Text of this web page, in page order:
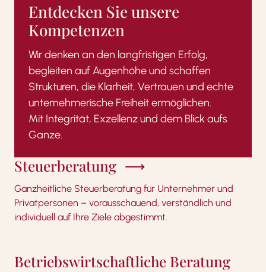
Entdecken Sie unsere
Kompetenzen
Wir denken an den langfristigen Erfolg,
begleiten auf Augenhöhe und schaffen
Strukturen, die Klarheit, Vertrauen und echte
unternehmerische Freiheit ermöglichen.
Mit Integrität, Exzellenz und dem Blick aufs
Ganze.
Steuerberatung
Ganzheitliche Steuerberatung für Unternehmer und
Privatpersonen – vorausschauend, verständlich und
individuell auf Ihre Ziele abgestimmt.
Betriebswirtschaftliche Beratung